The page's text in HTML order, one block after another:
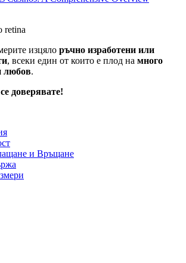
изцяло ръчно изработени или
, всеки един от които е плод на много
любов.
доверявате!
и Връщане